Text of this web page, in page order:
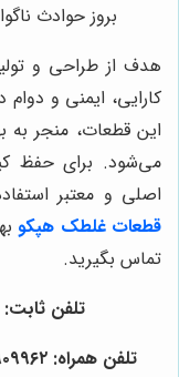
بروز حوادث
هدف از طراحی و
کارایی، ایمنی و
این قطعات، منجر به
می‌شود. برای حفظ
اصلی و معتبر
قطعات غلطک هپکو
تماس بگیرید.
تلفن ثابت: ۰۲۱۵۵۴۵۹۲۵۲ - ۰۲۱۵۵۴۵۹۲۴۱
تلفن همراه: ۰۹۱۲۵۹۰۹۹۶۲ - ۰۹۱۲۵۱۲۱۵۴۰ - ۰۹۱۲۶۹۳۱۶۶۷